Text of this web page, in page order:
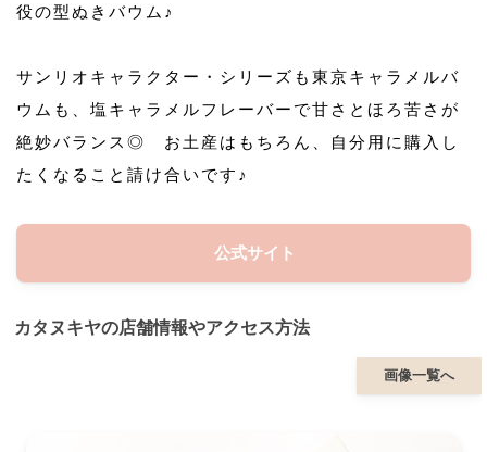
役の型ぬきバウム♪
サンリオキャラクター・シリーズも東京キャラメルバ
ウムも、塩キャラメルフレーバーで甘さとほろ苦さが
絶妙バランス◎ お土産はもちろん、自分用に購入し
たくなること請け合いです♪
公式サイト
カタヌキヤの店舗情報やアクセス方法
画像一覧へ